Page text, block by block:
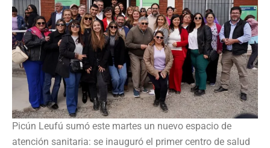
Picún Leufú sumó este martes un nuevo espacio de
atención sanitaria: se inauguró el primer centro de salud